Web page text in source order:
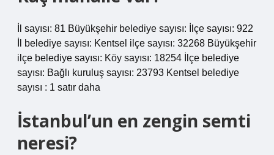
İl sayısı: 81 Büyükşehir belediye sayısı: İlçe sayısı: 922
İl belediye sayısı: Kentsel ilçe sayısı: 32268 Büyükşehir
ilçe belediye sayısı: Köy sayısı: 18254 İlçe belediye
sayısı: Bağlı kuruluş sayısı: 23793 Kentsel belediye
sayısı : 1 satır daha
İstanbul’un en zengin semti
neresi?